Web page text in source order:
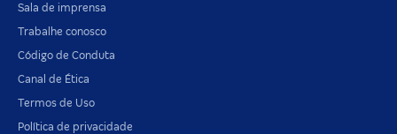
Sala de imprensa
Trabalhe conosco
Código de Conduta
Canal de Ética
Termos de Uso
Política de privacidade